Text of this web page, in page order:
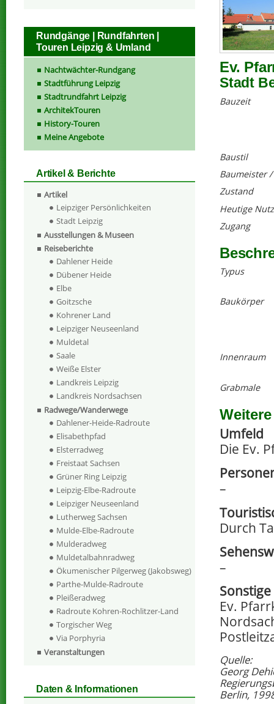
Ev.
Stadt
Bauzeit
Baustil
Baumeister
Zustand
Heutige
Zugang
Typus
Baukörper
Innenraum
Grabmale
Umfeld
Die Ev.
–
Durch
–
Ev.
Quelle:
Georg
Berlin,
Rundgänge | Rundfahrten |
Touren Leipzig & Umland
Nachtwächter-Rundgang
Stadtführung Leipzig
Stadtrundfahrt Leipzig
ArchitekTouren
History-Touren
Meine Angebote
Artikel & Berichte
Artikel
Leipziger Persönlichkeiten
Stadt Leipzig
Ausstellungen & Museen
Reiseberichte
Dahlener Heide
Dübener Heide
Elbe
Goitzsche
Kohrener Land
Leipziger Neuseenland
Muldetal
Saale
Weiße Elster
Landkreis Leipzig
Landkreis Nordsachsen
Radwege/Wanderwege
Dahlener-Heide-Radroute
Elisabethpfad
Elsterradweg
Freistaat Sachsen
Grüner Ring Leipzig
Leipzig-Elbe-Radroute
Leipziger Neuseenland
Lutherweg Sachsen
Mulde-Elbe-Radroute
Mulderadweg
Muldetalbahnradweg
Ökumenischer Pilgerweg (Jakobsweg)
Parthe-Mulde-Radroute
Pleißeradweg
Radroute Kohren-Rochlitzer-Land
Torgischer Weg
Via Porphyria
Veranstaltungen
Daten & Informationen